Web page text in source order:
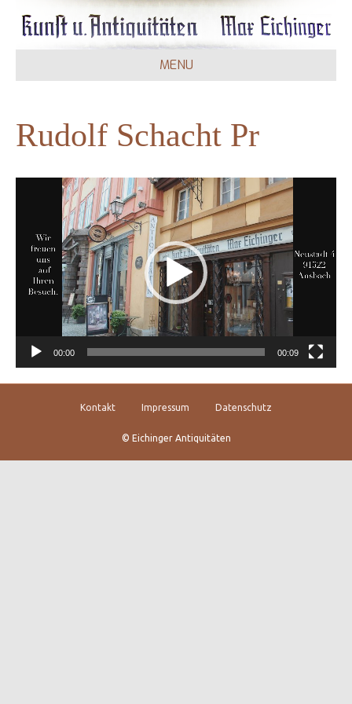
MENU
Rudolf Schacht Pr
00:00 00:09
Kontakt Impressum Datenschutz
© Eichinger Antiquitäten